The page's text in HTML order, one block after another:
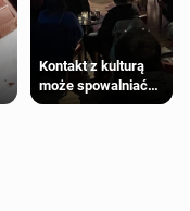
Kontakt z kulturą
może spowalniać
starzenie